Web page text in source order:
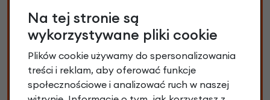
Kierownica:
RONDO FLARE 400MM (XS),
420MM(S), 440MM(M,L), 460MM(XL)
Korba: SHIMANO GRX FC-RX600 46/30
Łańcuch: Shimano HG500
Na tej stronie są
wykorzystywane pliki cookie
Plików cookie używamy do spersonalizowania
treści i reklam, aby oferować funkcje
społecznościowe i analizować ruch w naszej